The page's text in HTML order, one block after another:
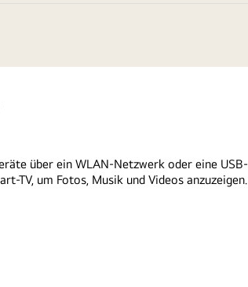
über ein WLAN-Netzwerk oder eine USB-
TV, um Fotos, Musik und Videos anzuzeigen.